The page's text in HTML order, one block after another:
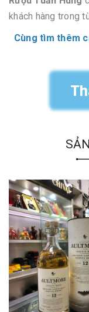
khách hàng trong
Cùng tìm thêm